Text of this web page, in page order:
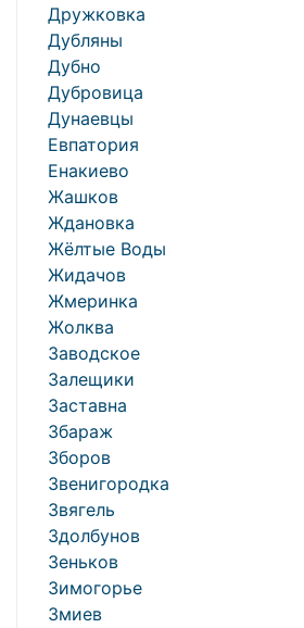
Дружковка
Дубляны
Дубно
Дубровица
Дунаевцы
Евпатория
Енакиево
Жашков
Ждановка
Жёлтые Воды
Жидачов
Жмеринка
Жолква
Заводское
Залещики
Заставна
Збараж
Зборов
Звенигородка
Звягель
Здолбунов
Зеньков
Зимогорье
Змиев